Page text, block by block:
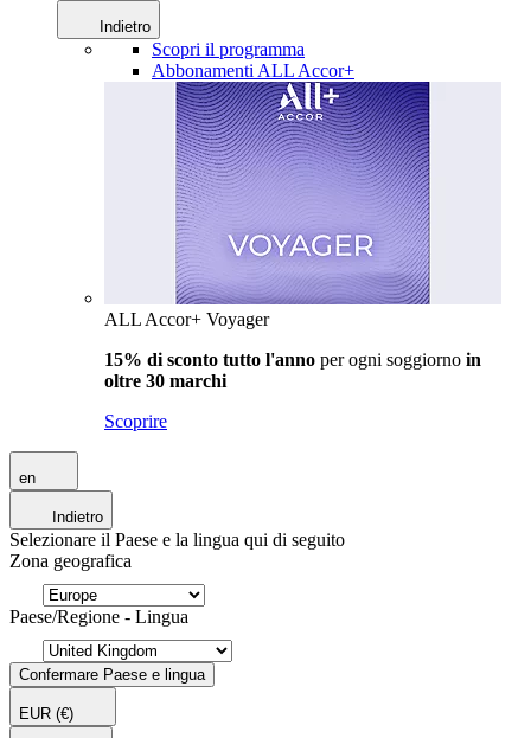
Indietro
Scopri il programma
Abbonamenti ALL Accor+
ALL Accor+ Voyager
15% di sconto tutto l'anno per ogni soggiorno in
oltre 30 marchi
Scoprire
en
Indietro
Selezionare il Paese e la lingua qui di seguito
Zona geografica
Paese/Regione - Lingua
Confermare Paese e lingua
EUR (€)